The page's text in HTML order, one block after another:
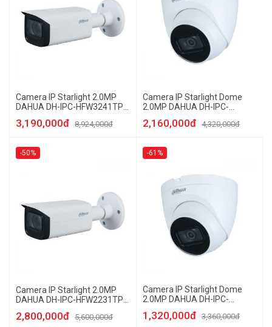
Camera IP Starlight 2.0MP
DAHUA DH-IPC-HFW3241TP-
3,190,000đ 8,924,000đ
Camera IP Starlight Dome
2.0MP DAHUA DH-IPC-
2,160,000đ 4,320,000đ
-50%
Camera IP Starlight 2.0MP
DAHUA DH-IPC-HFW2231TP-
2,800,000đ 5,600,000đ
-61%
Camera IP Starlight Dome
2.0MP DAHUA DH-IPC-
1,320,000đ 3,360,000đ